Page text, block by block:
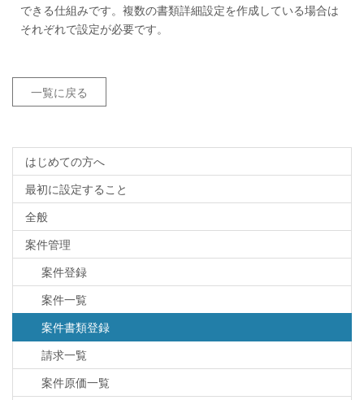
できる仕組みです。複数の書類詳細設定を作成している場合は
それぞれで設定が必要です。
一覧に戻る
はじめての方へ
最初に設定すること
全般
案件管理
案件登録
案件一覧
案件書類登録
請求一覧
案件原価一覧